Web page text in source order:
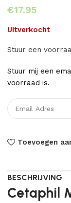
€
Uitverkocht
Stuur een
Stuur mij een
voorraad is.
Toevoegen
BESCHRIJVING
Cetaphil